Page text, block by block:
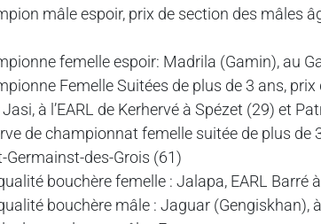
mâle espoir, prix de section des mâles
femelle espoir: Madrila (Gamin), au
Femelle Suitées de plus de 3 ans,
à l’EARL de Kerhervé à Spézet (29) et
de championnat femelle suitée de plus
Germainst-des-Grois (61)
bouchère femelle : Jalapa, EARL Barré
bouchère mâle : Jaguar (Gengiskhan),